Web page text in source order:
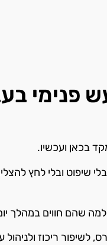
פנימי
בכאן ועכשיו.
שיפוט ובלי לחץ
שהם חווים במהלך
ריכוז ולניהול